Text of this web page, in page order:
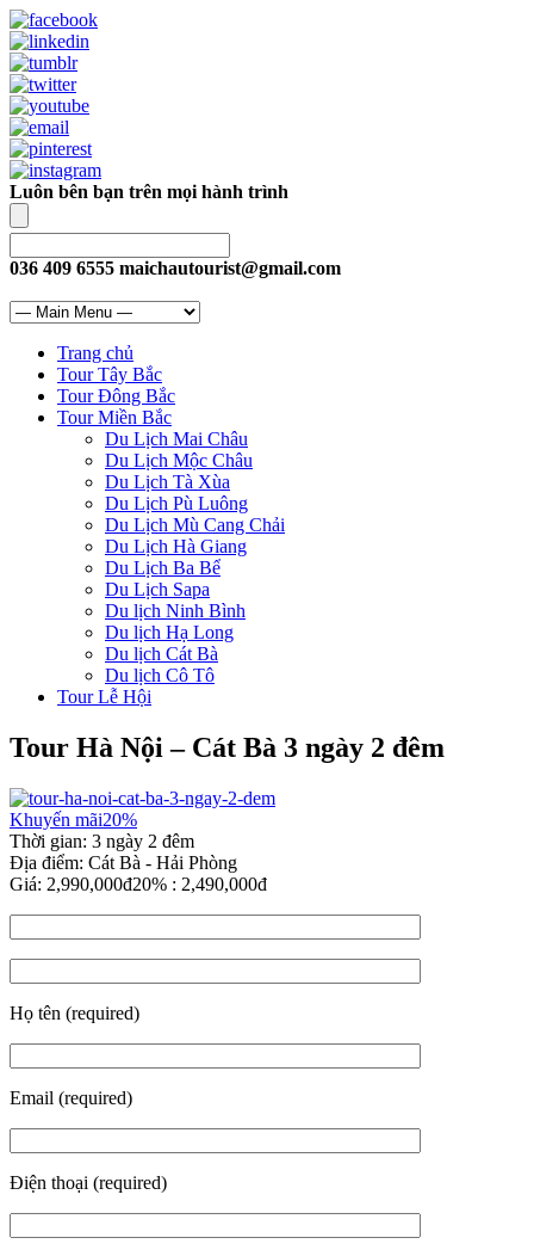
Luôn bên bạn trên mọi hành trình
036 409 6555 maichautourist@gmail.com
Trang chủ
Tour Tây Bắc
Tour Đông Bắc
Tour Miền Bắc
Du Lịch Mai Châu
Du Lịch Mộc Châu
Du Lịch Tà Xùa
Du Lịch Pù Luông
Du Lịch Mù Cang Chải
Du Lịch Hà Giang
Du Lịch Ba Bể
Du Lịch Sapa
Du lịch Ninh Bình
Du lịch Hạ Long
Du lịch Cát Bà
Du lịch Cô Tô
Tour Lễ Hội
Tour Hà Nội – Cát Bà 3 ngày 2 đêm
Khuyến mãi20%
Thời gian: 3 ngày 2 đêm
Địa điểm: Cát Bà - Hải Phòng
Giá: 2,990,000đ20% : 2,490,000đ
Họ tên (required)
Email (required)
Điện thoại (required)